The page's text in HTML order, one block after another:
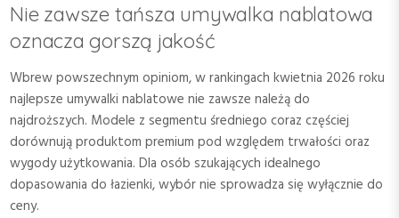
Nie zawsze tańsza umywalka nablatowa
oznacza gorszą jakość
Wbrew powszechnym opiniom, w rankingach kwietnia 2026 roku
najlepsze umywalki nablatowe nie zawsze należą do
najdroższych. Modele z segmentu średniego coraz częściej
dorównują produktom premium pod względem trwałości oraz
wygody użytkowania. Dla osób szukających idealnego
dopasowania do łazienki, wybór nie sprowadza się wyłącznie do
ceny.